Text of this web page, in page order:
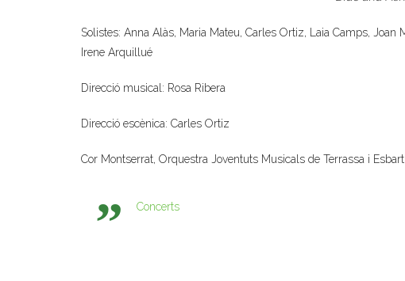
Solistes: Anna Alàs, Maria Mateu, Carles Ortiz, Laia Camps, Joan
Irene Arquillué
Direcció musical: Rosa Ribera
Direcció escènica: Carles Ortiz
Cor Montserrat, Orquestra Joventuts Musicals de Terrassa i
Concerts